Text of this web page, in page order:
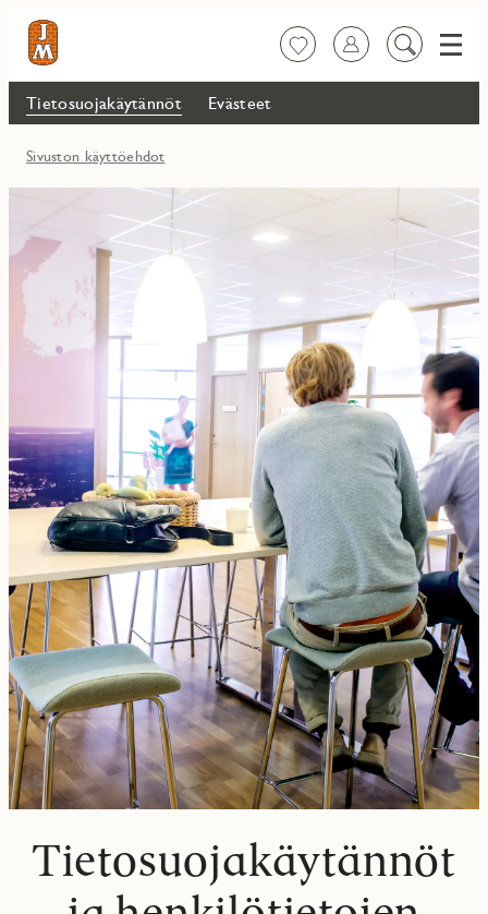
SuosikitKirjaudu sisään
Etsi
Tietosuojakäytännöt Evästeet
Sivuston käyttöehdot
Tietosuojakäytännöt